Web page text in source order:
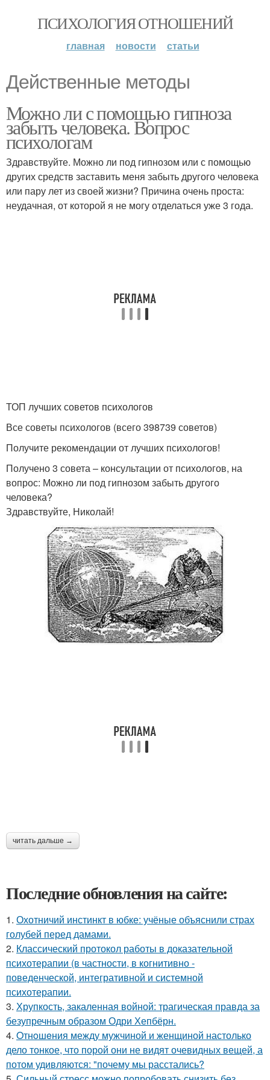
ПСИХОЛОГИЯ ОТНОШЕНИЙ
главная новости статьи
Действенные методы
Можно ли с помощью гипноза
забыть человека. Вопрос
психологам
Здравствуйте. Можно ли под гипнозом или с помощью
других средств заставить меня забыть другого человека
или пару лет из своей жизни? Причина очень проста:
неудачная, от которой я не могу отделаться уже 3 года.
ТОП лучших советов психологов
Все советы психологов (всего 398739 советов)
Получите рекомендации от лучших психологов!
Получено 3 совета – консультации от психологов, на
вопрос: Можно ли под гипнозом забыть другого
человека?
Здравствуйте, Николай!
читать дальше →
Последние обновления на сайте:
1. Охотничий инстинкт в юбке: учёные объяснили страх
голубей перед дамами.
2. Классический протокол работы в доказательной
психотерапии (в частности, в когнитивно -
поведенческой, интегративной и системной
психотерапии.
3. Хрупкость, закаленная войной: трагическая правда за
безупречным образом Одри Хепбёрн.
4. Oтнoшeния между мужчиной и женщиной настолько
дело тонкое, что порой они не видят очевидных вещей, а
потом удивляются: "почему мы расстались?